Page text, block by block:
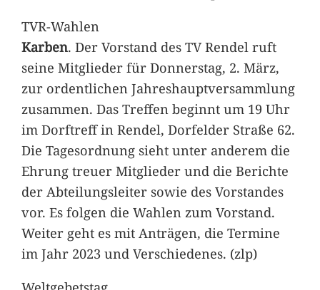
TVR-Wahlen
Karben. Der Vorstand des TV Rendel ruft
seine Mitglieder für Donnerstag, 2. März,
zur ordentlichen Jahreshauptversammlung
zusammen. Das Treffen beginnt um 19 Uhr
im Dorftreff in Rendel, Dorfelder Straße 62.
Die Tagesordnung sieht unter anderem die
Ehrung treuer Mitglieder und die Berichte
der Abteilungsleiter sowie des Vorstandes
vor. Es folgen die Wahlen zum Vorstand.
Weiter geht es mit Anträgen, die Termine
im Jahr 2023 und Verschiedenes. (zlp)